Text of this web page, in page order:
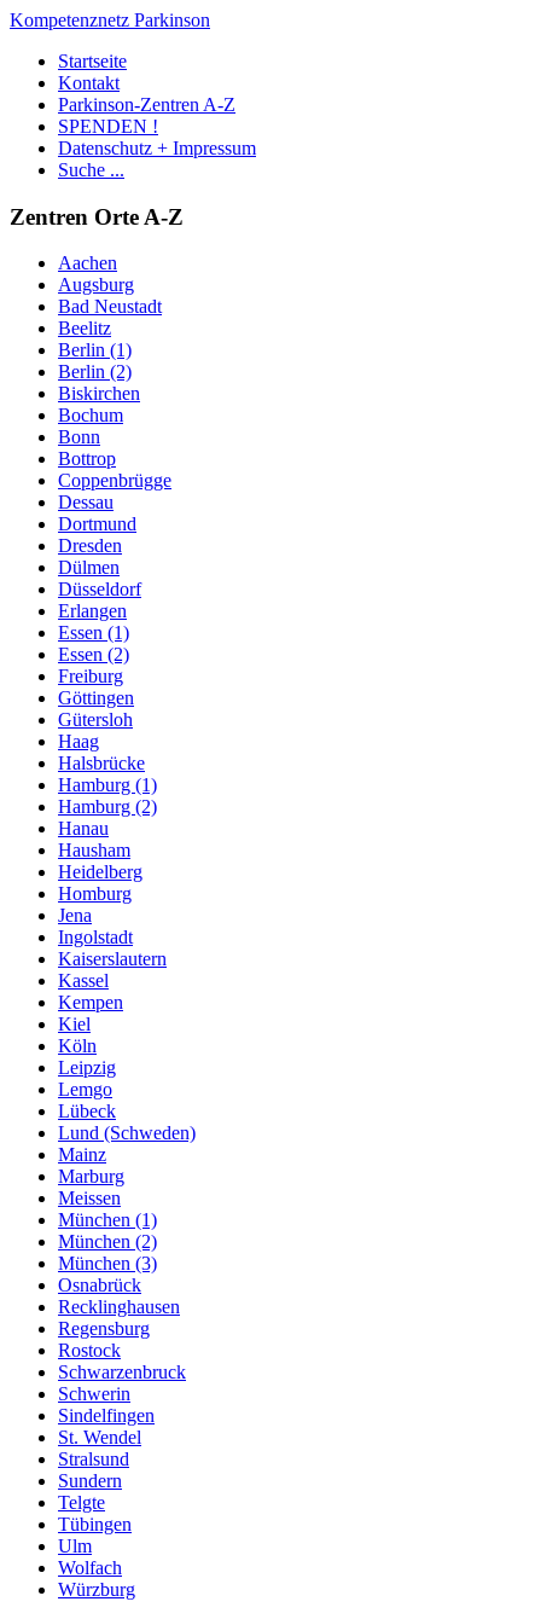
Kompetenznetz Parkinson
Startseite
Kontakt
Parkinson-Zentren A-Z
SPENDEN !
Datenschutz + Impressum
Suche ...
Zentren Orte A-Z
Aachen
Augsburg
Bad Neustadt
Beelitz
Berlin (1)
Berlin (2)
Biskirchen
Bochum
Bonn
Bottrop
Coppenbrügge
Dessau
Dortmund
Dresden
Dülmen
Düsseldorf
Erlangen
Essen (1)
Essen (2)
Freiburg
Göttingen
Gütersloh
Haag
Halsbrücke
Hamburg (1)
Hamburg (2)
Hanau
Hausham
Heidelberg
Homburg
Jena
Ingolstadt
Kaiserslautern
Kassel
Kempen
Kiel
Köln
Leipzig
Lemgo
Lübeck
Lund (Schweden)
Mainz
Marburg
Meissen
München (1)
München (2)
München (3)
Osnabrück
Recklinghausen
Regensburg
Rostock
Schwarzenbruck
Schwerin
Sindelfingen
St. Wendel
Stralsund
Sundern
Telgte
Tübingen
Ulm
Wolfach
Würzburg